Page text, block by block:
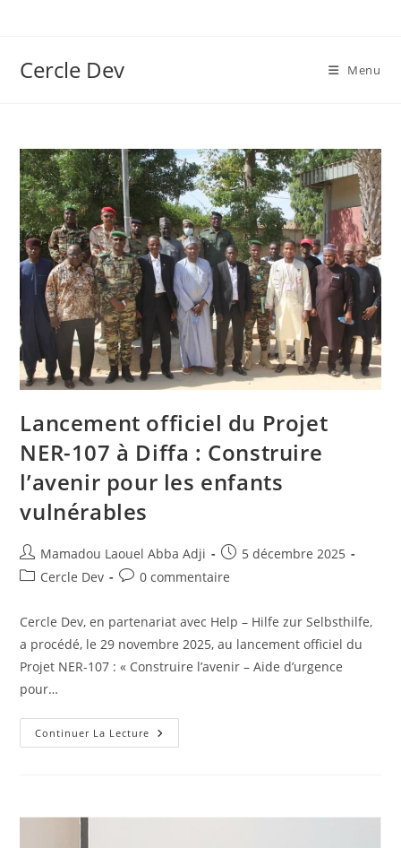
Cercle Dev Menu
Lancement officiel du Projet
NER-107 à Diffa : Construire
l’avenir pour les enfants
vulnérables
Mamadou Laouel Abba Adji
5 décembre 2025
Cercle Dev
0 commentaire
Cercle Dev, en partenariat avec Help – Hilfe zur Selbsthilfe,
a procédé, le 29 novembre 2025, au lancement officiel du
Projet NER-107 : « Construire l’avenir – Aide d’urgence
pour…
Continuer La Lecture